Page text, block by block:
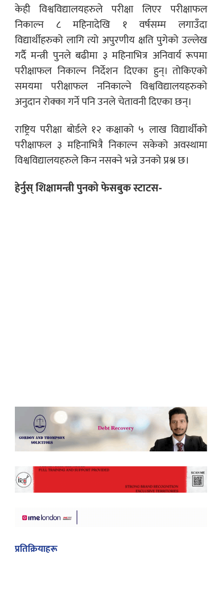
केही विश्वविद्यालयहरुले परीक्षा लिएर परीक्षाफल
निकाल्न ८ महिनादेखि १ वर्षसम्म लगाउँदा
विद्यार्थीहरुको लागि त्यो अपुरणीय क्षति पुगेको उल्लेख
गर्दै मन्त्री पुनले बढीमा ३ महिनाभित्र अनिवार्य रूपमा
परीक्षाफल निकाल्न निर्देशन दिएका हुन्। तोकिएको
समयमा परीक्षाफल ननिकाल्ने विश्वविद्यालयहरुको
अनुदान रोक्का गर्ने पनि उनले चेतावनी दिएका छन्।
राष्ट्रिय परीक्षा बोर्डले १२ कक्षाको ५ लाख विद्यार्थीको
परीक्षाफल ३ महिनाभित्रै निकाल्न सकेको अवस्थामा
विश्वविद्यालयहरुले किन नसक्ने भन्ने उनको प्रश्न छ।
हेर्नुस् शिक्षामन्त्री पुनको फेसबुक स्टाटस-
प्रतिक्रियाहरू